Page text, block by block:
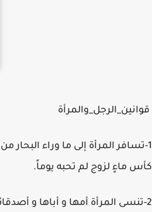
قوانين_الرجل_والمرأة
1-تسافر المرأة إلى ما وراء
كأس ماءٍ لزوج لم تحبه يوماً.
2-تنسى المرأة أمها و أباها و